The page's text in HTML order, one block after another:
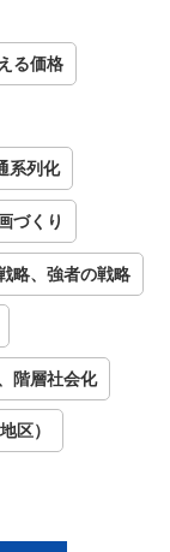
る価格
系列化
づくり
略、強者の戦略
階層社会化
区）